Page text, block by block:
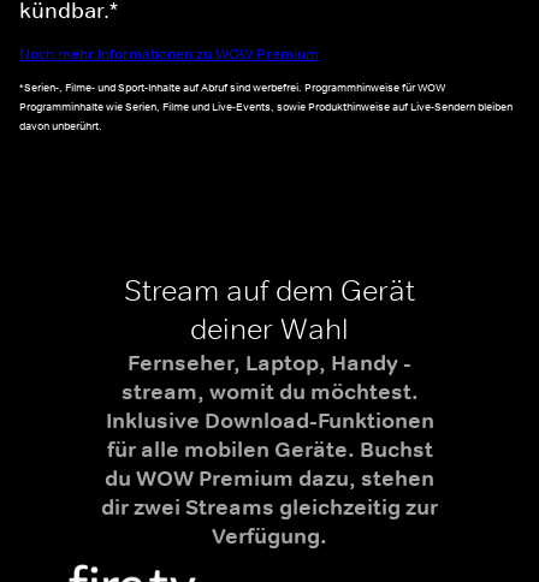
kündbar.*
Noch mehr Informationen zu WOW Premium
*Serien-, Filme- und Sport-Inhalte auf Abruf sind werbefrei. Programmhinweise für WOW
Programminhalte wie Serien, Filme und Live-Events, sowie Produkthinweise auf Live-Sendern bleiben
davon unberührt.
Stream auf dem Gerät
deiner Wahl
Fernseher, Laptop, Handy -
stream, womit du möchtest.
Inklusive Download-Funktionen
für alle mobilen Geräte. Buchst
du WOW Premium dazu, stehen
dir zwei Streams gleichzeitig zur
Verfügung.